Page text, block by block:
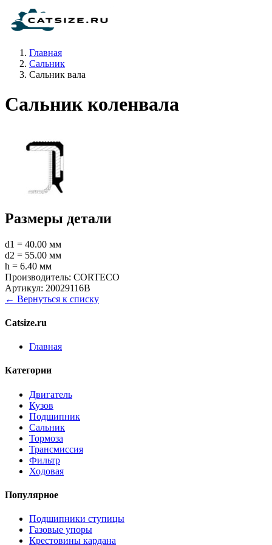
Главная
Сальник
Сальник вала
Сальник коленвала
Размеры детали
d1 = 40.00 мм
d2 = 55.00 мм
h = 6.40 мм
Производитель: CORTECO
Артикул: 20029116B
← Вернуться к списку
Catsize.ru
Главная
Категории
Двигатель
Кузов
Подшипник
Сальник
Тормоза
Трансмиссия
Фильтр
Ходовая
Популярное
Подшипники ступицы
Газовые упоры
Крестовины кардана